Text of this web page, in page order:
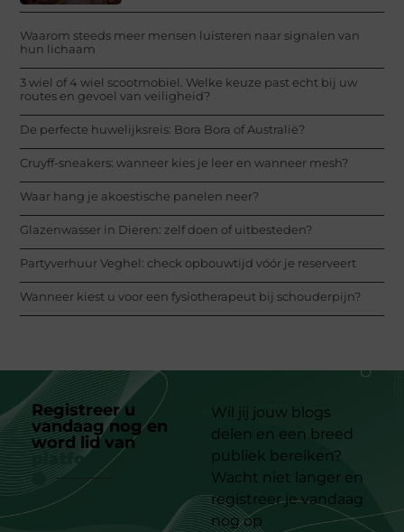
Waarom steeds meer mensen luisteren naar signalen van
hun lichaam
3 wiel of 4 wiel scootmobiel. Welke keuze past echt bij uw
routes en gevoel van veiligheid?
De perfecte huwelijksreis: Bora Bora of Australië?
Cruyff-sneakers: wanneer kies je leer en wanneer mesh?
Waar hang je akoestische panelen neer?
Glazenwasser in Dieren: zelf doen of uitbesteden?
Partyverhuur Veghel: check opbouwtijd vóór je reserveert
Wanneer kiest u voor een fysiotherapeut bij schouderpijn?
Registreer u
vandaag nog en
word lid van
platform
Wil jij jouw blogs
delen en een breed
publiek bereiken?
Wacht niet langer en
registreer je vandaag
nog op